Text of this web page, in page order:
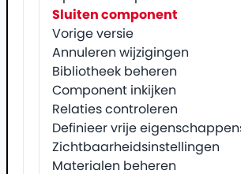
Sluiten component
Vorige versie
Annuleren wijzigingen
Bibliotheek beheren
Component inkijken
Relaties controleren
Definieer vrije
Zichtbaarheidsinstellingen
Materialen beheren